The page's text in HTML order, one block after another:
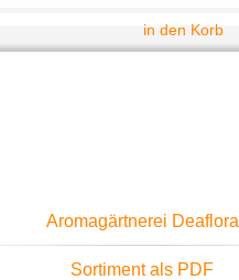
in den Korb
Aromagärtnerei Deaflora
Sortiment als PDF